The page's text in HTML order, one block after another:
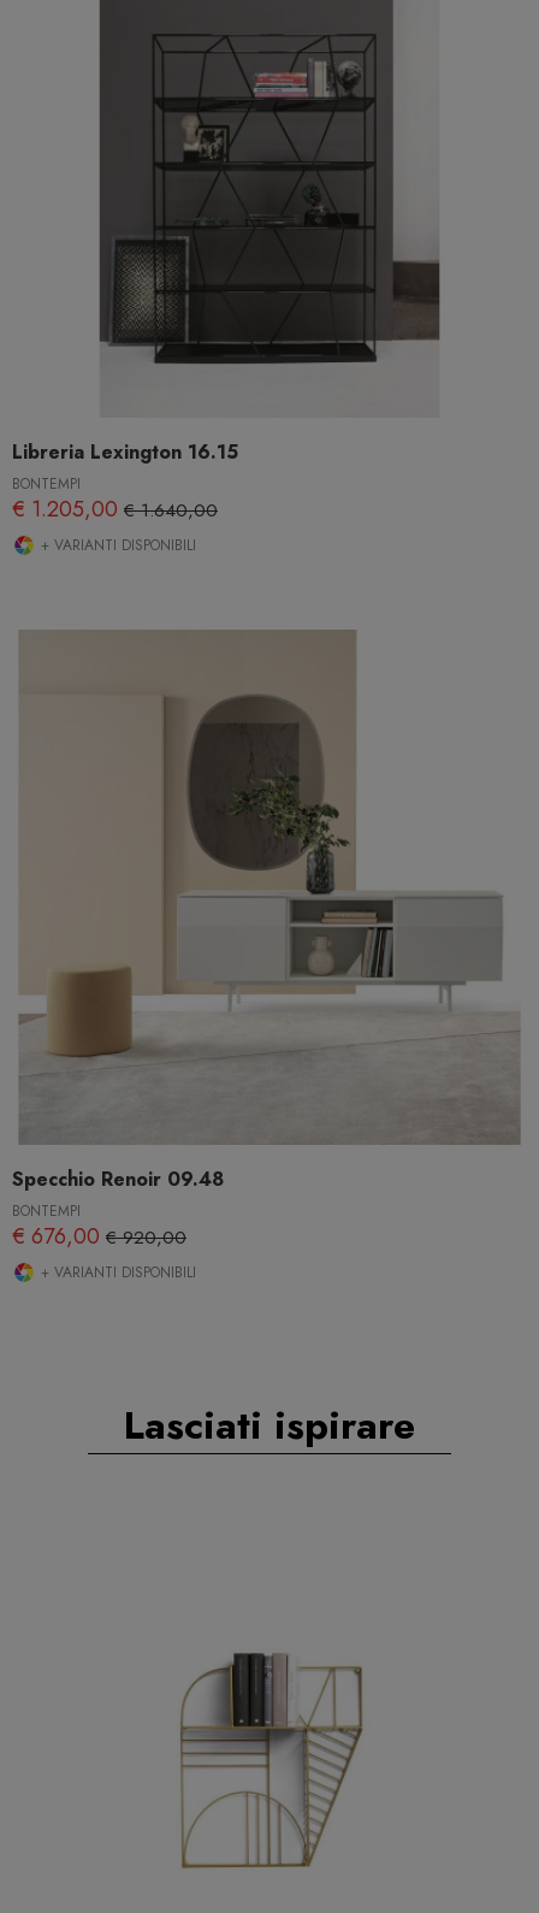
Libreria Lexington 16.15
BONTEMPI
€ 1.205,00 € 1.640,00
+ VARIANTI DISPONIBILI
Specchio Renoir 09.48
BONTEMPI
€ 676,00 € 920,00
+ VARIANTI DISPONIBILI
Lasciati ispirare